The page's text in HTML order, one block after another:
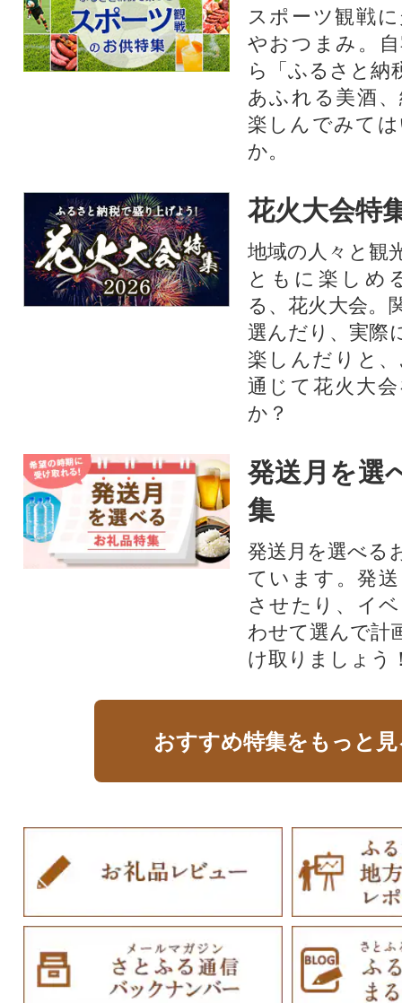
スポーツ観戦
やおつまみ。
ら「ふるさと納
あふれる美酒
楽しんでみて
か。
花火大会特
地域の人々と観
ともに楽しめ
る、花火大会。
選んだり、実際
楽しんだりと
通じて花火大
か？​
発送月を選
集
発送月を選べる
ています。発
させたり、イ
わせて選んで計
け取りましょう
おすすめ特集をもっと